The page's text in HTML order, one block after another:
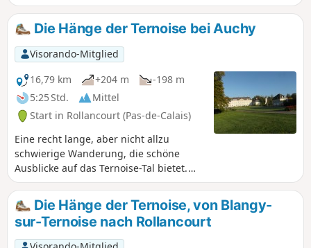
Die Hänge der Ternoise bei Auchy
Visorando-Mitglied
16,79 km
+204 m
-198 m
5:25 Std.
Mittel
Start in Rollancourt (Pas-de-Calais)
Eine recht lange, aber nicht allzu
schwierige Wanderung, die schöne
Ausblicke auf das Ternoise-Tal bietet.
Mai 2025: Der Montigny-Weg (3) wurde
gründlich gesäubert, was schon lange
nicht mehr geschehen war! Er ist derzeit
perfekt begehbar.
Die Hänge der Ternoise, von Blangy-
sur-Ternoise nach Rollancourt